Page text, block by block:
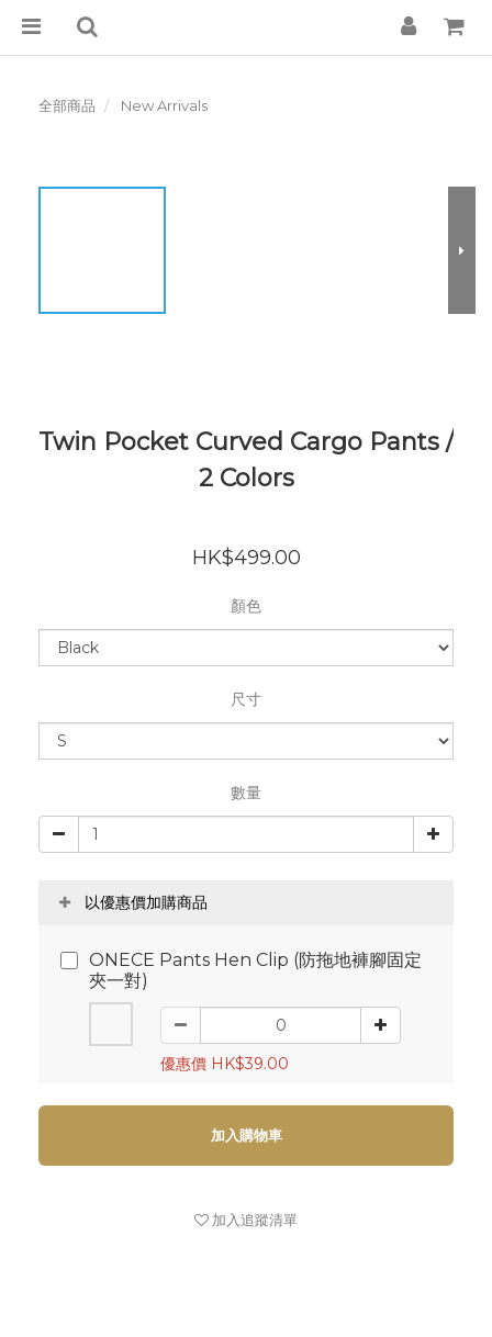
全部商品 New Arrivals
Twin Pocket Curved Cargo Pants /
2 Colors
HK$499.00
顏色
尺寸
數量
以優惠價加購商品
ONECE Pants Hen Clip (防拖地褲腳固定
夾一對)
優惠價 HK$39.00
加入購物車
加入追蹤清單